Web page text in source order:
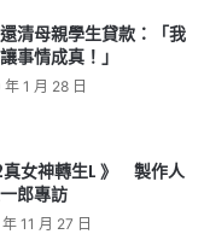
清母親學生貸款：「我
事情成真！」
1 月 28 日
真女神轉生L 》 製作人
郎專訪
11 月 27 日